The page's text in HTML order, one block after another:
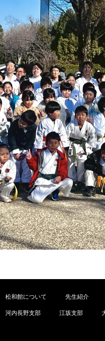
松和館について 先生紹介
河内長野支部 江坂支部